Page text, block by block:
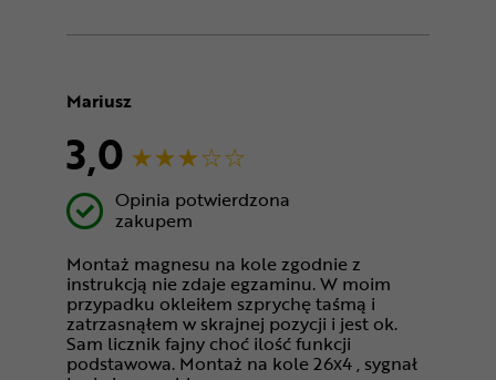
Mariusz
3,0
Opinia potwierdzona
zakupem
Montaż magnesu na kole zgodnie z
instrukcją nie zdaje egzaminu. W moim
przypadku okleiłem szprychę taśmą i
zatrzasnąłem w skrajnej pozycji i jest ok.
Sam licznik fajny choć ilość funkcji
podstawowa. Montaż na kole 26x4 , sygnał